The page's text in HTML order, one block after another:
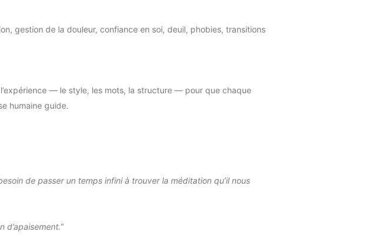
gestion de la douleur, confiance en soi, deuil, phobies, transitions
— le style, les mots, la structure — pour que chaque
humaine guide.
de passer un temps infini à trouver la méditation qu’il nous